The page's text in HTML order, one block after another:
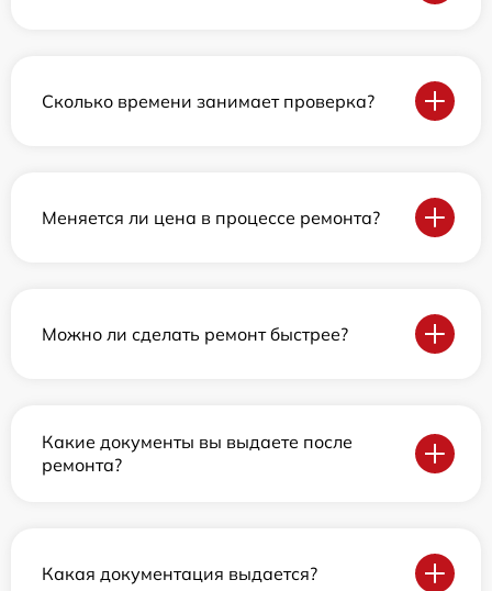
Сколько времени занимает проверка?
Меняется ли цена в процессе ремонта?
Можно ли сделать ремонт быстрее?
Какие документы вы выдаете после
ремонта?
Какая документация выдается?